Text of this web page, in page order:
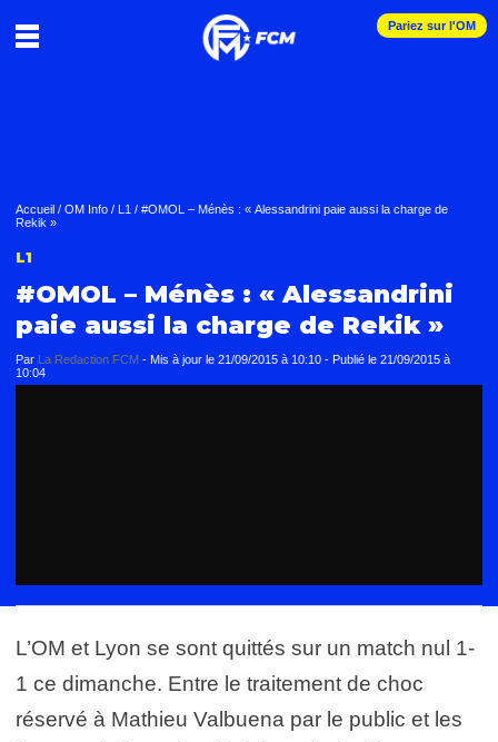
Pariez sur l'OM
Accueil / OM Info / L1 / #OMOL – Ménès : « Alessandrini paie aussi la charge de
Rekik »
L1
#OMOL – Ménès : « Alessandrini
paie aussi la charge de Rekik »
Par La Redaction FCM - Mis à jour le 21/09/2015 à 10:10 - Publié le 21/09/2015 à
10:04
L’OM et Lyon se sont quittés sur un match nul 1-
1 ce dimanche. Entre le traitement de choc
réservé à Mathieu Valbuena par le public et les